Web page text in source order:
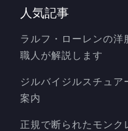
人気記事
ラルフ・ローレンの
職人が解説します
ジルバイジルスチュ
案内
正規で断られたモンク